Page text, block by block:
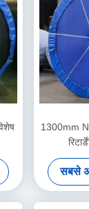
1300mm
सबसे